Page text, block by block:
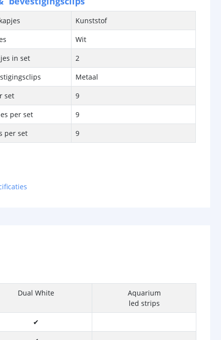
Kunststof
Wit
in set
2
Metaal
set
9
per set
9
per set
9
Dual White
Aquarium
led strips
✔